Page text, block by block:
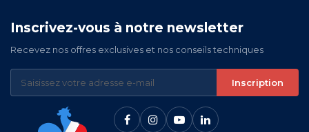
Inscrivez-vous à notre newsletter
Recevez nos offres exclusives et nos conseils techniques
Inscription